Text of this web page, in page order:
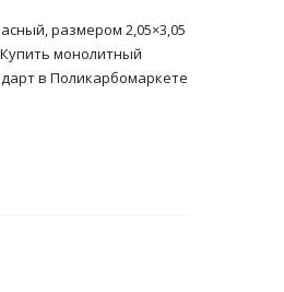
размером 2,05×3,05
монолитный
в Поликарбомаркете